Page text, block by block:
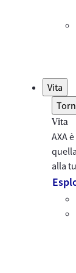
Vita
Vita
AXA
alla